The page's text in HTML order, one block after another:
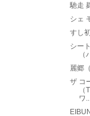
馳走
シェ
すし
シー
麗郷
ザ コ
ワ